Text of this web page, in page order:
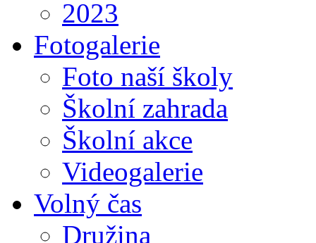
2023
Fotogalerie
Foto naší školy
Školní zahrada
Školní akce
Videogalerie
Volný čas
Družina